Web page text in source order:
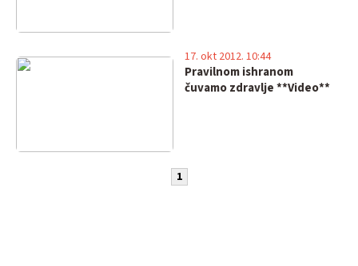
Pravilnom ishranom
čuvamo zdravlje **Video**
17. okt 2012. 10:44
1